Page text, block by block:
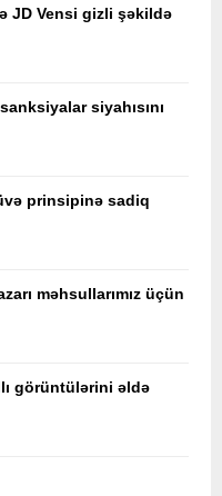
JD Vensi gizli şəkildə
siyahısını
prinsipinə sadiq
məhsullarımız üçün
görüntülərini əldə